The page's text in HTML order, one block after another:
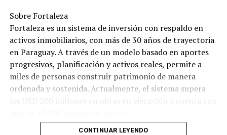
Sobre Fortaleza
Fortaleza es un sistema de inversión con respaldo en
activos inmobiliarios, con más de 30 años de trayectoria
en Paraguay. A través de un modelo basado en aportes
progresivos, planificación y activos reales, permite a
miles de personas construir patrimonio de manera
ordenada y sostenida. Actualmente, el sistema supera
CONTINUAR LEYENDO